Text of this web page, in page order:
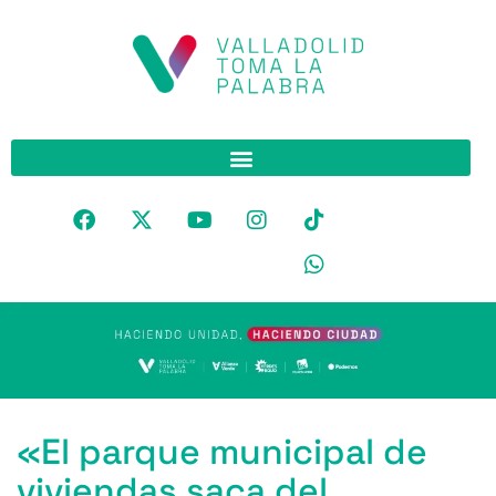
«El parque municipal de